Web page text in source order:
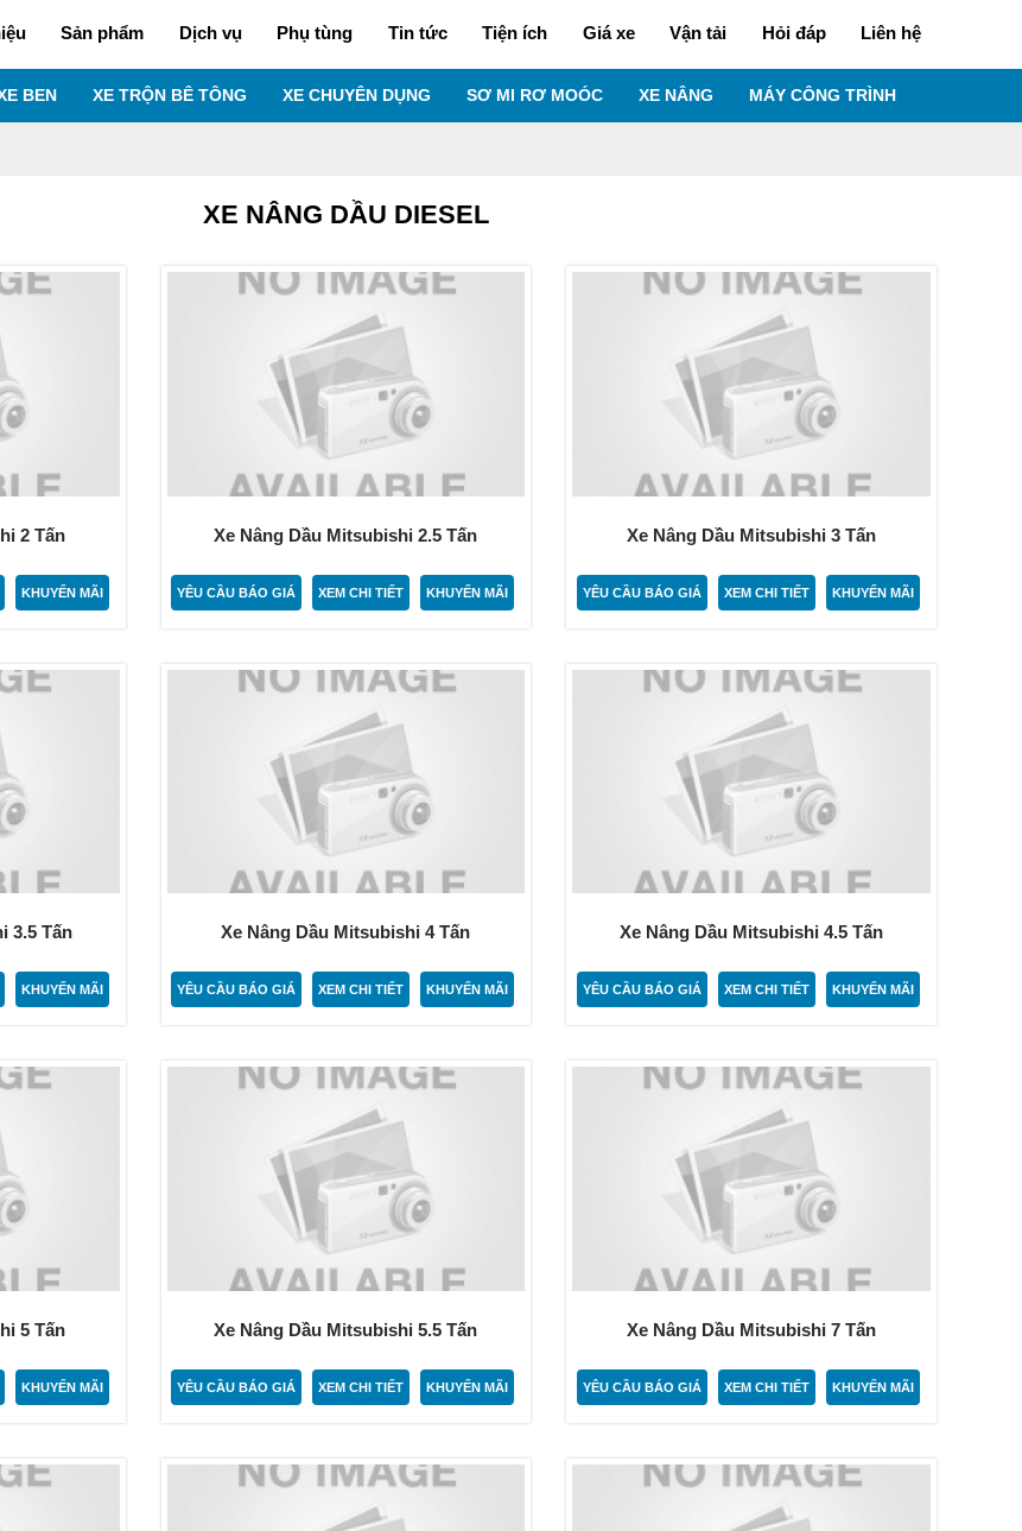
Sản phẩm Dịch vụ Phụ tùng Tin tức Tiện ích Giá xe Vận tải Hỏi đáp Liên hệ
BEN XE TRỘN BÊ TÔNG XE CHUYÊN DỤNG SƠ MI RƠ MOÓC XE NÂNG MÁY CÔNG TRÌNH
XE NÂNG DẦU DIESEL
2 Tấn
KHUYẾN MÃI
Xe Nâng Dầu Mitsubishi 2.5 Tấn
YÊU CẦU BÁO GIÁ XEM CHI TIẾT KHUYẾN MÃI
Xe Nâng Dầu Mitsubishi 3 Tấn
YÊU CẦU BÁO GIÁ XEM CHI TIẾT KHUYẾN MÃI
3.5 Tấn
KHUYẾN MÃI
Xe Nâng Dầu Mitsubishi 4 Tấn
YÊU CẦU BÁO GIÁ XEM CHI TIẾT KHUYẾN MÃI
Xe Nâng Dầu Mitsubishi 4.5 Tấn
YÊU CẦU BÁO GIÁ XEM CHI TIẾT KHUYẾN MÃI
5 Tấn
KHUYẾN MÃI
Xe Nâng Dầu Mitsubishi 5.5 Tấn
YÊU CẦU BÁO GIÁ XEM CHI TIẾT KHUYẾN MÃI
Xe Nâng Dầu Mitsubishi 7 Tấn
YÊU CẦU BÁO GIÁ XEM CHI TIẾT KHUYẾN MÃI